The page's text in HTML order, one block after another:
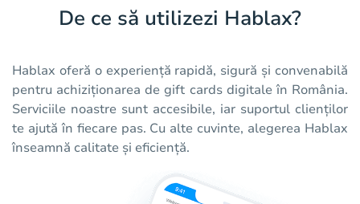
De ce să utilizezi Hablax?
Hablax oferă o experiență rapidă, sigură și convenabilă
pentru achiziționarea de gift cards digitale în România.
Serviciile noastre sunt accesibile, iar suportul clienților
te ajută în fiecare pas. Cu alte cuvinte, alegerea Hablax
înseamnă calitate și eficiență.